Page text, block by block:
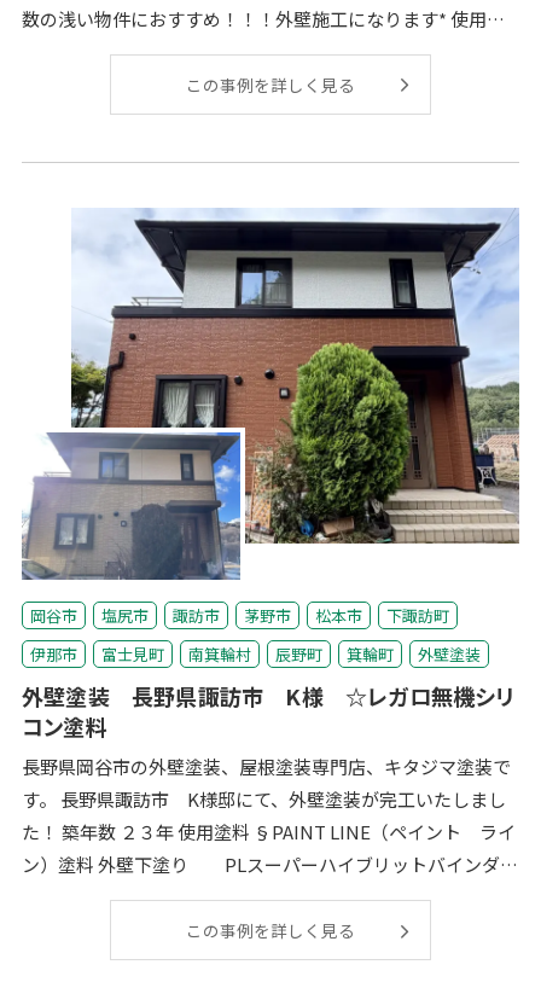
数の浅い物件におすすめ！！！外壁施工になります* 使用材
料 ストロングバスター 【ガ
この事例を詳しく見る
岡谷市 塩尻市 諏訪市 茅野市 松本市
下諏訪町
伊那市
富士見町 南箕輪村 辰野町 箕輪町 外壁塗装
外壁塗装 長野県諏訪市 K様 ☆レガロ無機シリ
コン塗料
長野県岡谷市の外壁塗装、屋根塗装専門店、キタジマ塗装で
す。 長野県諏訪市 K様邸にて、外壁塗装が完工いたしまし
た！ 築年数 ２３年 使用塗料 §PAINT LINE（ペイント ライ
ン）塗料 外壁下塗り PLスーパーハイブリットバインダー
この事例を詳しく見る